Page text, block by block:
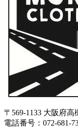
〒569-1133 大阪府高
電話番号：072-681-